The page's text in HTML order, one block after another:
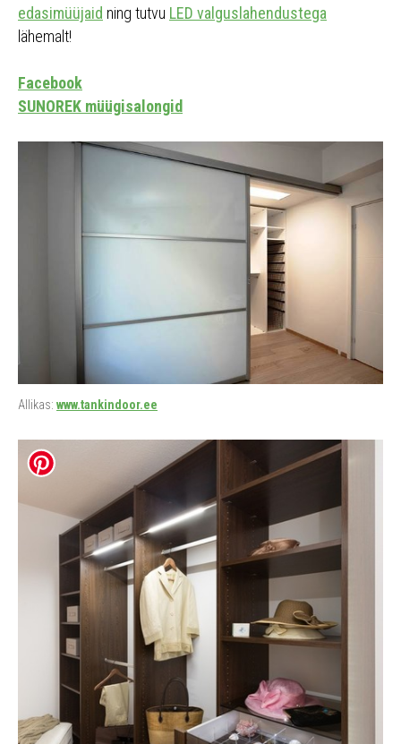
edasimüüjaid ning tutvu LED valguslahendustega
lähemalt!
Facebook
SUNOREK müügisalongid
Allikas: www.tankindoor.ee